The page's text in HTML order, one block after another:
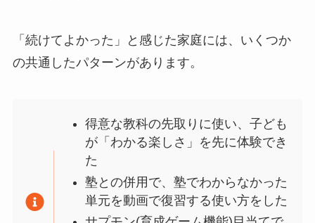
「続けてよかった」と感じた家庭には、いくつか
の共通したパターンがあります。
得意な教科の先取りに使い、子ども
が「わかる楽しさ」を先に体験でき
た
塾との併用で、塾でわからなかった
単元を動画で復習する使い方をした